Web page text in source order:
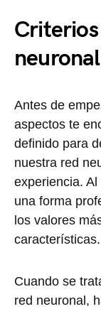
neuronal
Antes de
aspectos te
definido para
nuestra red
experiencia.
una forma
los valores
características.
Cuando se
red neuronal,